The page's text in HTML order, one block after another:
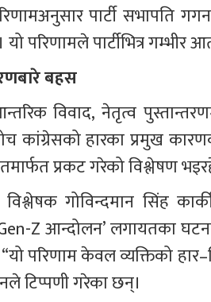
पार्टी सभापति
परिणामले पार्टीभित्र
बहस
विवाद, नेतृत्व
कांग्रेसको हारका प्रमुख
प्रकट गरेको विश्लेषण
विश्लेषक गोविन्दमान सिंह
Z आन्दोलन’ लगायतका
परिणाम केवल व्यक्तिको
टिप्पणी गरेका छन्।